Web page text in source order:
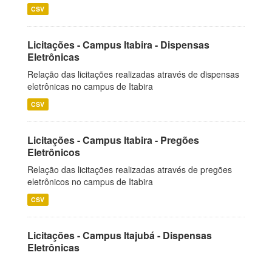
CSV
Licitações - Campus Itabira - Dispensas
Eletrônicas
Relação das licitações realizadas através de dispensas
eletrônicas no campus de Itabira
CSV
Licitações - Campus Itabira - Pregões
Eletrônicos
Relação das licitações realizadas através de pregões
eletrônicos no campus de Itabira
CSV
Licitações - Campus Itajubá - Dispensas
Eletrônicas